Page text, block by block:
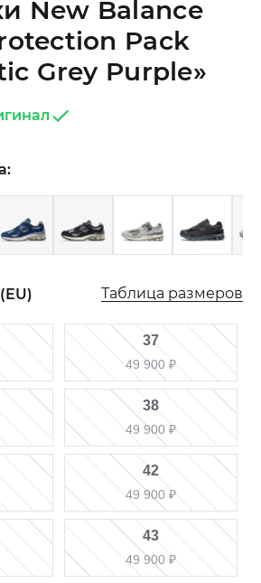
New Balance
Pack
Grey Purple»
Таблица размеров
37
49 900 ₽
38
49 900 ₽
42
49 900 ₽
43
49 900 ₽